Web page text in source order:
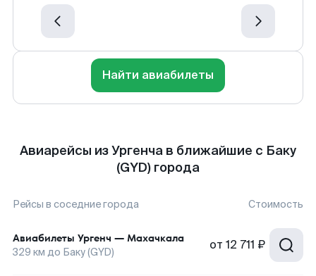
Найти авиабилеты
Авиарейсы из Ургенча в ближайшие с Баку
(GYD) города
Рейсы в соседние города Стоимость
Авиабилеты Ургенч — Махачкала
329 км до Баку (GYD) от 12 711 ₽